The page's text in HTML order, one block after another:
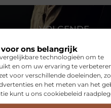
ons belangrijk
technologieën om te
en om uw ervaring te
voor verschillende doeleinden,
en het meten van het
kunt u ons cookiebeleid
VOLGENDE